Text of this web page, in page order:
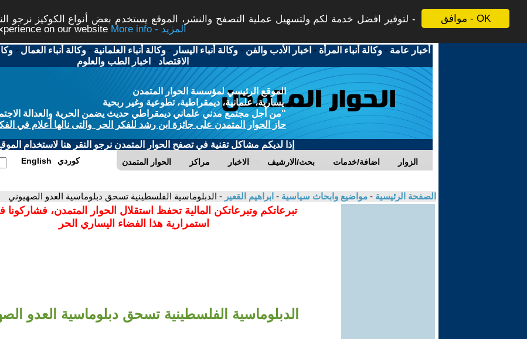
موافق - OK
لتوفير افضل خدمة لكم ولتسهيل عملية التصفح والنشر، الموقع يستخدم بعض أنواع الكوكيز نرجو
on our website
More info - المزيد
أخبار عامة -وكالة أنباء المرأة - اخبار الأدب والفن -وكالة أنباء اليسار -وكالة أنباء العلمانية -وكالة أنباء العمال -
الاقتصاد - اخبار الطب والعلوم
الموقع الرئيسي لمؤسسة الحوار المتمدن
يسارية، علمانية، ديمقراطية، تطوعية وغير ربحية
"من أجل مجتمع مدني علماني ديمقراطي حديث يضمن الحرية والعدالة
حاز الحوار المتمدن على جائزة ابن رشد للفكر الحر والتى نالها أعلام في
إذا لديكم مشاكل تقنية في تصفح الحوار المتمدن نرجو النقر هنا لاستخدام
الحوار المتمدن مراكز الاخبار بحث/الارشيف اضافة/خدمات الزوار English كوردي
الصفحة الرئيسية - مواضيع وابحاث سياسية - ابراهيم القعير - الدبلوماسية الفلسطينية تسحق دبلوماسية العدو الصهيوني
تبرعاتكم وتبرعاتكن المالية تحفظ استقلال الحوار المتمدن،
استمرارية هذا الفضاء اليساري الحر
الدبلوماسية الفلسطينية تسحق دبلوماسية العدو